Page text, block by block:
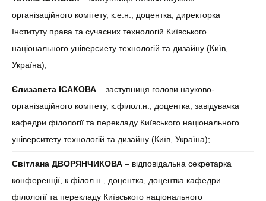
організаційного комітету, к.е.н., доцентка, директорка
Інституту права та сучасних технологій Київського
національного універсиету технологій та дизайну (Київ,
Україна);
Єлизавета ІСАКОВА – заступниця голови науково-
організаційного комітету, к.філол.н., доцентка, завідувачка
кафедри філології та перекладу Київського національного
університету технологій та дизайну (Київ, Україна);
Світлана ДВОРЯНЧИКОВА – відповідальна секретарка
конференції, к.філол.н., доцентка, доцентка кафедри
філології та перекладу Київського національного